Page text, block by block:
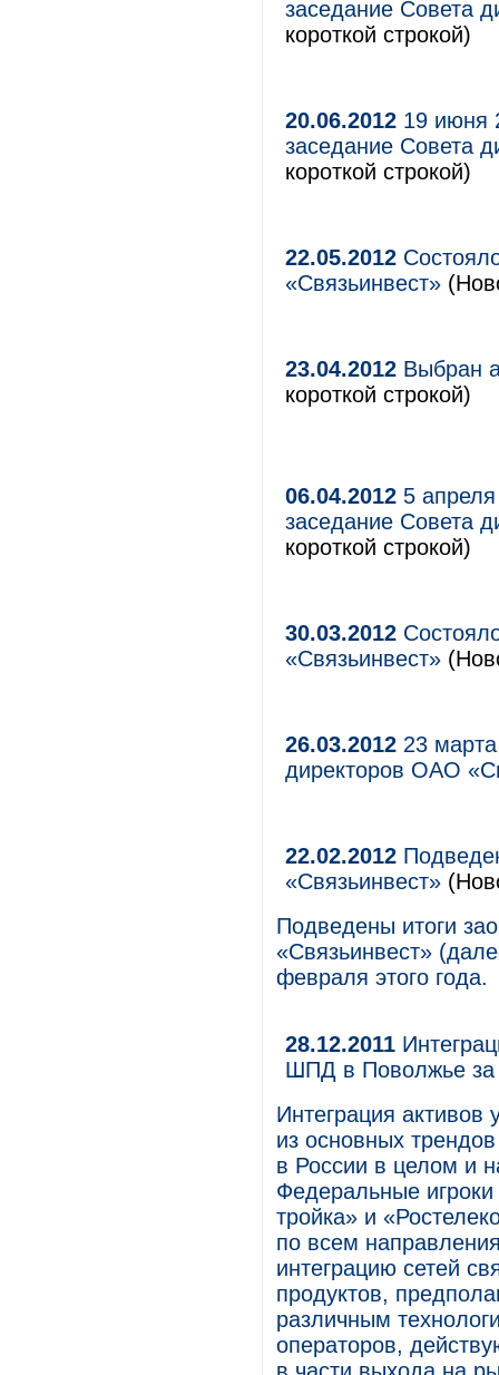
заседание Совета
короткой строкой)
20.06.2012 19 июня
заседание Совета
короткой строкой)
22.05.2012
«Связьинвест»
23.04.2012 Выбран
короткой строкой)
06.04.2012 5
заседание Совета
короткой строкой)
30.03.2012
«Связьинвест»
26.03.2012 23
директоров ОАО
22.02.2012
«Связьинвест»
Подведены итоги
«Связьинвест»
февраля этого года.
28.12.2011
ШПД в Поволжье за
Интеграция активов
из основных
в России в целом и
Федеральные
тройка» и
по всем
интеграцию сетей
продуктов,
различным
операторов,